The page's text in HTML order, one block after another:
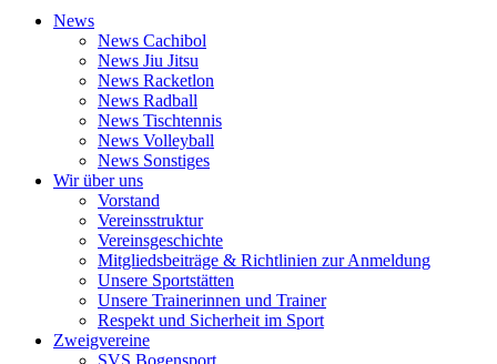
News
News Cachibol
News Jiu Jitsu
News Racketlon
News Radball
News Tischtennis
News Volleyball
News Sonstiges
Wir über uns
Vorstand
Vereinsstruktur
Vereinsgeschichte
Mitgliedsbeiträge & Richtlinien zur Anmeldung
Unsere Sportstätten
Unsere Trainerinnen und Trainer
Respekt und Sicherheit im Sport
Zweigvereine